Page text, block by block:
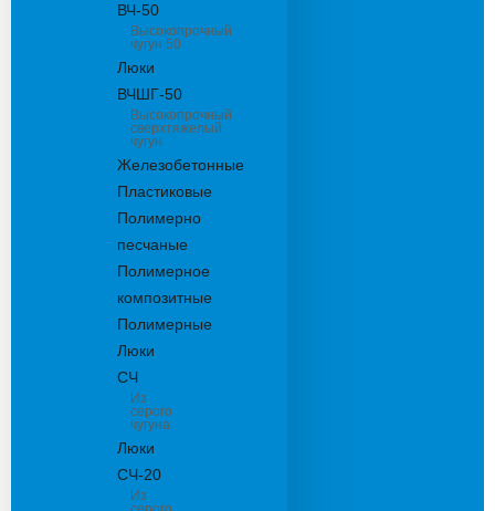
ВЧ-50
Высокопрочный
чугун 50
Люки
ВЧШГ-50
Высокопрочный
сверхтяжелый
чугун
Железобетонные
Пластиковые
Полимерно
песчаные
Полимерное
композитные
Полимерные
Люки
СЧ
Из
серого
чугуна
Люки
СЧ-20
Из